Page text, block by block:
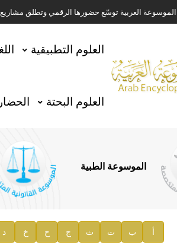
الموسوعة العربية توسّع حضورها الرقمي وتطلق مشاريع
جائزة مجمع الملك سلمان العالمي للغة العربية 2025
الأستاذ إياد خالد الطباع مدير عام لهيئة الموسوعة العربية
السيد محمد ياسين صالح وزيرا للثقافة
توصيات مجلس الإدارة
صدور المجلد السابع من موسوعة الآثار في سورية
إعلان..
العلوم التطبيقية
العلوم البحتة
الموسوعة الطبية
أ ب ت ث ج ح خ د